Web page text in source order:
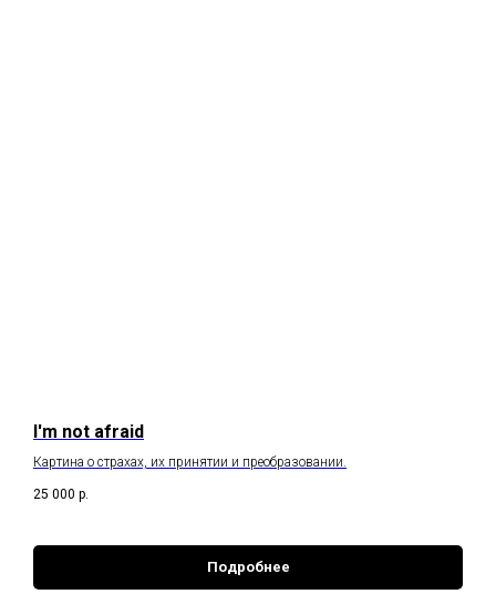
I'm not afraid
Картина о страхах, их принятии и преобразовании.
25 000 р.
Подробнее